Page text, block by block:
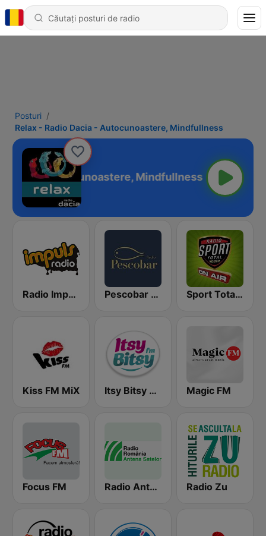
Posturi
Relax - Radio Dacia - Autocunoastere, Mindfullness
Dacia - Autocunoastere, Mindfullness
Radio Impuls 101.5 FM Pescobar Radio Sport Total FM
Kiss FM MiX Itsy Bitsy FM Magic FM
Focus FM Radio Antena Satelor Radio Zu